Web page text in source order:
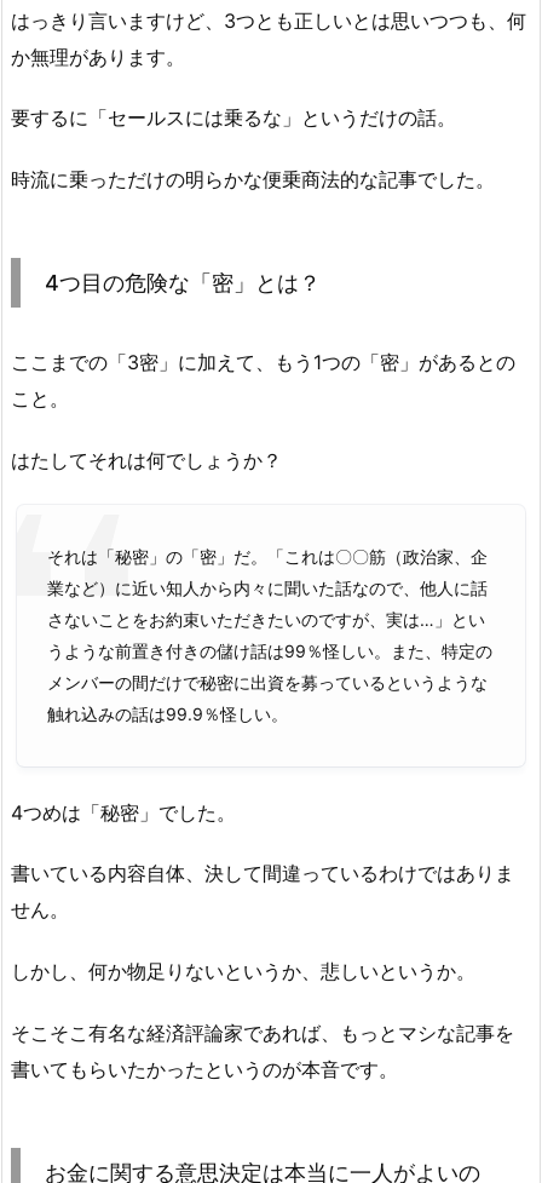
はっきり言いますけど、3つとも正しいとは思いつつも、何
か無理があります。
要するに「セールスには乗るな」というだけの話。
時流に乗っただけの明らかな便乗商法的な記事でした。
4つ目の危険な「密」とは？
ここまでの「3密」に加えて、もう1つの「密」があるとの
こと。
はたしてそれは何でしょうか？
それは「秘密」の「密」だ。「これは〇〇筋（政治家、企
業など）に近い知人から内々に聞いた話なので、他人に話
さないことをお約束いただきたいのですが、実は…」とい
うような前置き付きの儲け話は99％怪しい。また、特定の
メンバーの間だけで秘密に出資を募っているというような
触れ込みの話は99.9％怪しい。
4つめは「秘密」でした。
書いている内容自体、決して間違っているわけではありま
せん。
しかし、何か物足りないというか、悲しいというか。
そこそこ有名な経済評論家であれば、もっとマシな記事を
書いてもらいたかったというのが本音です。
お金に関する意思決定は本当に一人がよいの